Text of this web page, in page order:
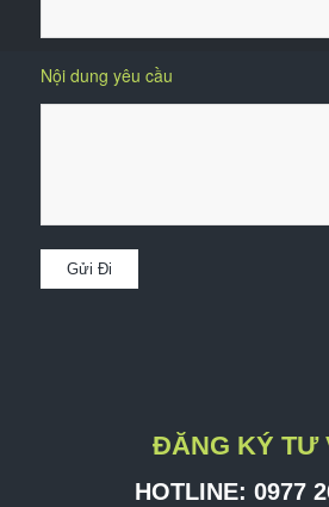
Nội dung yêu cầu
ĐĂNG KÝ TƯ
HOTLINE: ​0977